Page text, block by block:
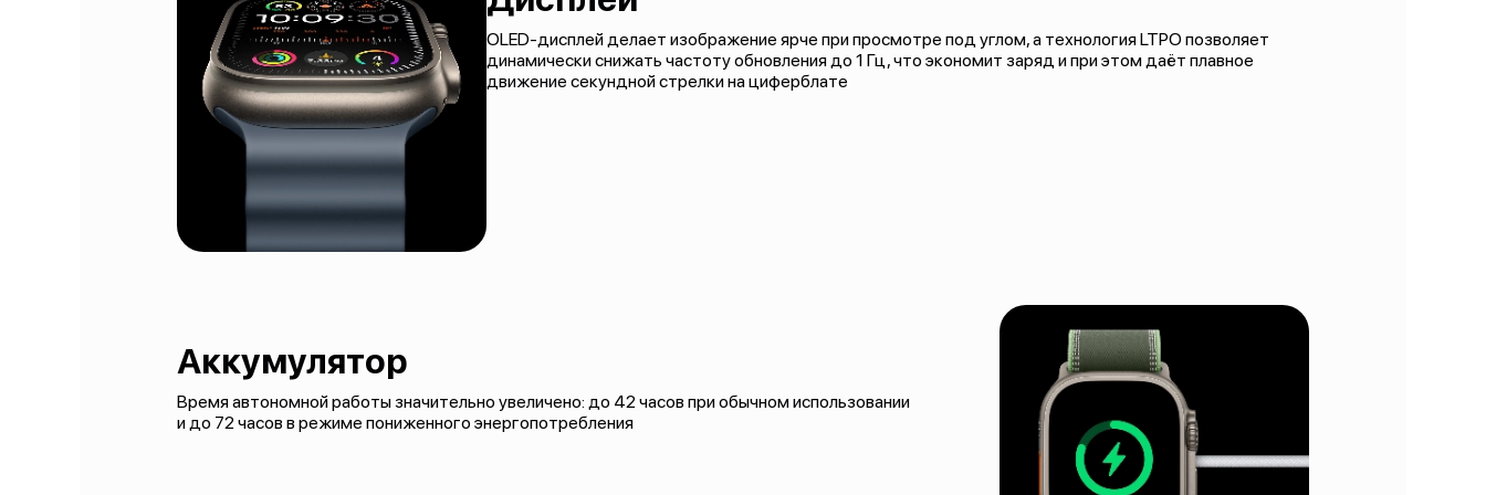
OLED-дисплей делает изображение ярче при просмотре под углом, а технология LTPO позволяет
динамически снижать частоту обновления до 1 Гц, что экономит заряд и при этом даёт плавное
движение секундной стрелки на циферблате
Аккумулятор
Время автономной работы значительно увеличено: до 42 часов при обычном использовании
и до 72 часов в режиме пониженного энергопотребления